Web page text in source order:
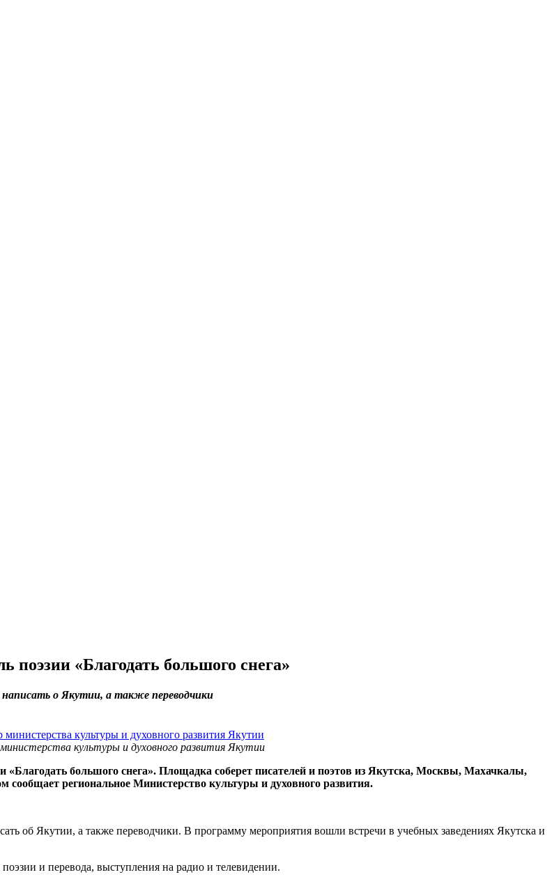
«Благодать большого снега»
о Якутии, а также переводчики
культуры и духовного развития Якутии
большого снега». Площадка соберет писателей и поэтов из Якутска, Москвы, Махачкалы,
региональное Министерство культуры и духовного развития.
об Якутии, а также переводчики. В программу мероприятия вошли встречи в учебных заведениях Якутска и
и перевода, выступления на радио и телевидении.